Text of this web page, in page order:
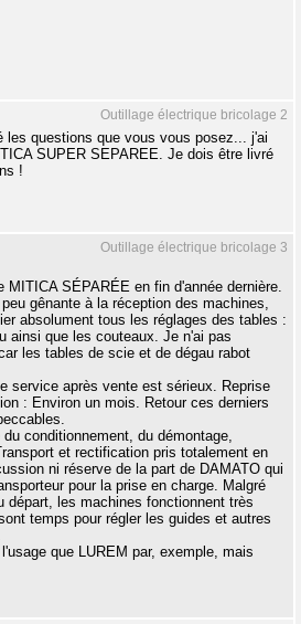
Outillage électrique bricolage 2
les questions que vous vous posez... j'ai
SUPER SEPAREE. Je dois être livré
!
Outillage électrique bricolage 3
MITICA SÉPARÉE en fin d'année dernière.
gênante à la réception des machines,
absolument tous les réglages des tables :
ainsi que les couteaux. Je n'ai pas
les tables de scie et de dégau rabot
service après vente est sérieux. Reprise
: Environ un mois. Retour ces derniers
conditionnement, du démontage,
et rectification pris totalement en
ni réserve de la part de DAMATO qui
pour la prise en charge. Malgré
départ, les machines fonctionnent très
temps pour régler les guides et autres
que LUREM par, exemple, mais